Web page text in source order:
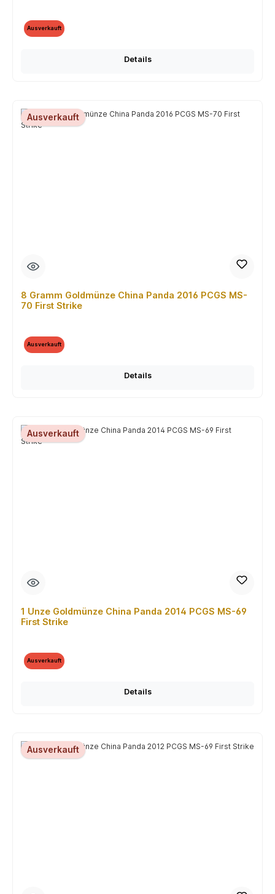
Ausverkauft
Details
Ausverkauft
8 Gramm Goldmünze China Panda 2016 PCGS MS-
70 First Strike
Ausverkauft
Details
Ausverkauft
1 Unze Goldmünze China Panda 2014 PCGS MS-69
First Strike
Ausverkauft
Details
Ausverkauft